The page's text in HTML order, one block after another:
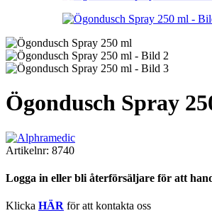
Ögondusch Spray
Artikelnr: 8740
Logga in eller bli återförsäljare för att
Klicka HÄR för att kontakta oss